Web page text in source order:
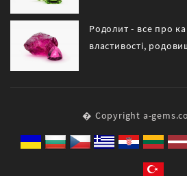
Родолит - все про
властивості,
� Copyright a-